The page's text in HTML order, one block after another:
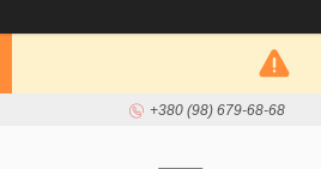
+380 (98) 679-68-68